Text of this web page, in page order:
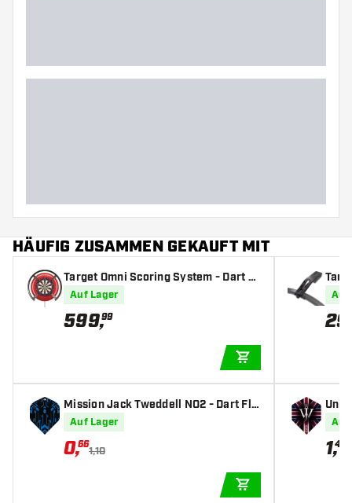
HÄUFIG ZUSAMMEN GEKAUFT MIT
Target Omni Scoring System - Dart S
coreboard
Auf Lager
599,99
Mission Jack Tweddell NO2 - Dart Fli
ghts
Auf Lager
0,66
1,10
Auf
29
Auf
1,45